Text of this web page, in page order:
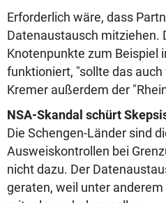
Erforderlich wäre, dass
Datenaustausch mitziehen.
Knotenpunkte zum Beispiel
funktioniert, "sollte das
Kremer außerdem der
NSA-Skandal schürt
Die Schengen-Länder sind
Ausweiskontrollen bei
nicht dazu. Der
geraten, weil unter